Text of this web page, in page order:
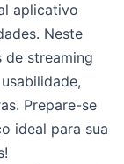
aplicativo
Neste
de streaming
Prepare-se
ideal para sua